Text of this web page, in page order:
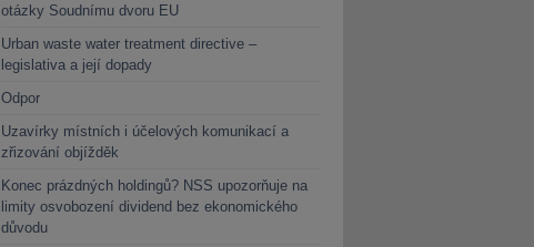
otázky Soudnímu dvoru EU
Urban waste water treatment directive –
legislativa a její dopady
Odpor
Uzavírky místních i účelových komunikací a
zřizování objížděk
Konec prázdných holdingů? NSS upozorňuje na
limity osvobození dividend bez ekonomického
důvodu